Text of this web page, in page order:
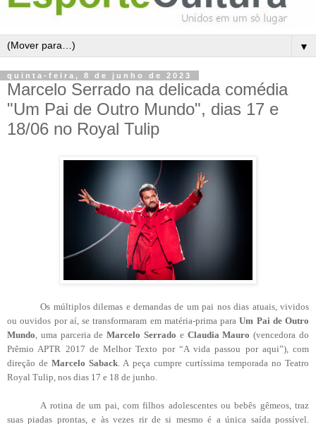
▼
quinta-feira, 8 de junho de 2023
Marcelo Serrado na delicada comédia
"Um Pai de Outro Mundo", dias 17 e
18/06 no Royal Tulip
Os múltiplos dilemas e demandas de um pai nos dias atuais, vividos
ou ouvidos por aí, se transformaram em matéria-prima paraUm Pai de Outro
Mundo , uma parceria deMarcelo Serrado e Claudia Mauro (vencedora do
Prêmio APTR 2017 de Melhor Texto por “A vida passou por aqui”), com
direção deMarcelo Saback . A peça cumpre curtíssima temporada no Teatro
Royal Tulip, nos dias 17 e 18 de junho.
A rotina de um pai, com filhos adolescentes ou bebês gêmeos, traz
suas piadas prontas, e às vezes rir de si mesmo é a única saída possível.